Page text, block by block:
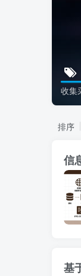
收集
排序
信
基